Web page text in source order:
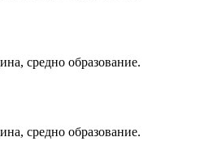
средно образование.
средно образование.